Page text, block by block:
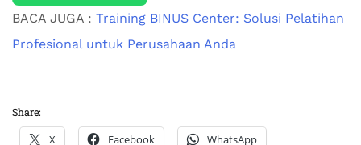
BACA JUGA : Training BINUS Center: Solusi Pelatihan
Profesional untuk Perusahaan Anda
Share:
X Facebook WhatsApp